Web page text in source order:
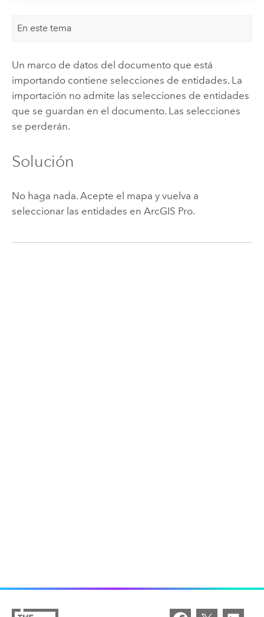
En este tema
Un marco de datos del documento que está
importando contiene selecciones de entidades. La
importación no admite las selecciones de entidades
que se guardan en el documento. Las selecciones
se perderán.
Solución
No haga nada. Acepte el mapa y vuelva a
seleccionar las entidades en ArcGIS Pro.